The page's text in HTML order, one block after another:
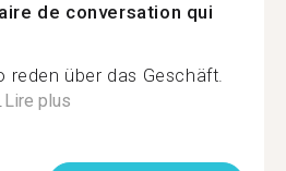
de conversation qui
reden über das Geschäft.
Lire plus